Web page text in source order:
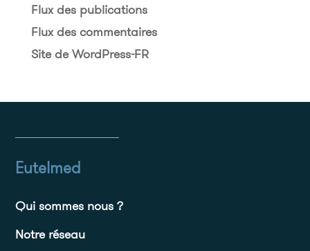
Flux des publications
Flux des commentaires
Site de WordPress-FR
Eutelmed
Qui sommes nous ?
Notre réseau